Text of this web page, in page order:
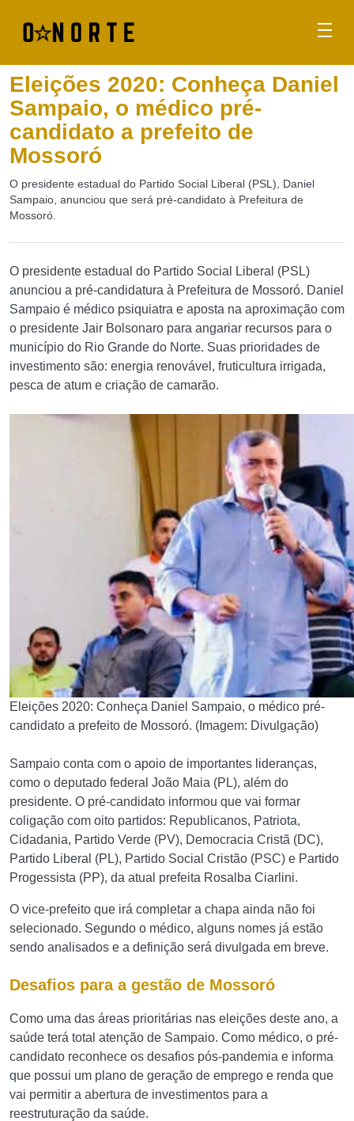
Eleições 2020: Conheça Daniel
Sampaio, o médico pré-
candidato a prefeito de
Mossoró
O presidente estadual do Partido Social Liberal (PSL), Daniel
Sampaio, anunciou que será pré-candidato à Prefeitura de
Mossoró.
O presidente estadual do Partido Social Liberal (PSL)
anunciou a pré-candidatura à Prefeitura de Mossoró. Daniel
Sampaio é médico psiquiatra e aposta na aproximação com
o presidente Jair Bolsonaro para angariar recursos para o
município do Rio Grande do Norte. Suas prioridades de
investimento são: energia renovável, fruticultura irrigada,
pesca de atum e criação de camarão.
Eleições 2020: Conheça Daniel Sampaio, o médico pré-
candidato a prefeito de Mossoró. (Imagem: Divulgação)
Sampaio conta com o apoio de importantes lideranças,
como o deputado federal João Maia (PL), além do
presidente. O pré-candidato informou que vai formar
coligação com oito partidos: Republicanos, Patriota,
Cidadania, Partido Verde (PV), Democracia Cristã (DC),
Partido Liberal (PL), Partido Social Cristão (PSC) e Partido
Progessista (PP), da atual prefeita Rosalba Ciarlini.
O vice-prefeito que irá completar a chapa ainda não foi
selecionado. Segundo o médico, alguns nomes já estão
sendo analisados e a definição será divulgada em breve.
Desafios para a gestão de Mossoró
Como uma das áreas prioritárias nas eleições deste ano, a
saúde terá total atenção de Sampaio. Como médico, o pré-
candidato reconhece os desafios pós-pandemia e informa
que possui um plano de geração de emprego e renda que
vai permitir a abertura de investimentos para a
reestruturação da saúde.